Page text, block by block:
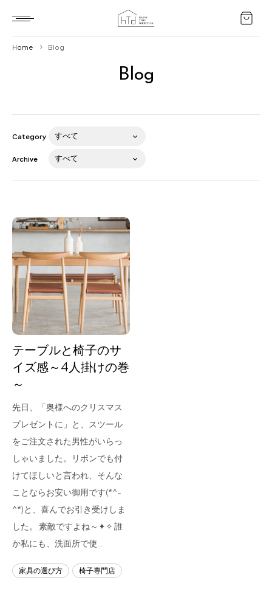
Blog
About us
for Business
Recruit
Contact
フラッグシップストア
熊本店
Arv
Blog
Home Blog
Category
Archive
テーブルと椅子のサ
イズ感～4人掛けの巻
～
先日、「奥様へのクリスマス
プレゼントに」と、スツール
をご注文された男性がいらっ
しゃいました。リボンでも付
けてほしいと言われ、そんな
ことならお安い御用です(*^-
^*)と、喜んでお引き受けしま
した。 素敵ですよね～✦✧ 誰
か私にも、洗面所で使…
家具の選び方 椅子専門店